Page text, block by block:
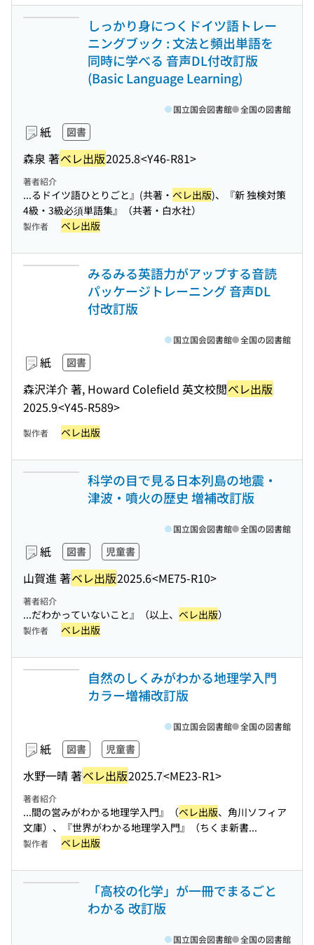
しっかり身につくドイツ語トレー
ニングブック : 文法と頻出単語を
同時に学べる 音声DL付改訂版
(Basic Language Learning)
紙 図書
森泉 著ベレ出版2025.8<Y46-R81>
国立国会図書館 全国の図書館
著者紹介
...るドイツ語ひとりごと』(共著・ ベレ出版)、『新 独検対策
4級・3級必須単語集』（共著・白水社）
製作者 ベレ出版
みるみる英語力がアップする音読
パッケージトレーニング 音声DL
付改訂版
紙 図書
森沢洋介 著, Howard Colefield 英文校閲ベレ出版
2025.9<Y45-R589>
国立国会図書館 全国の図書館
製作者 ベレ出版
科学の目で見る日本列島の地震・
津波・噴火の歴史 増補改訂版
紙 図書 児童書
山賀進 著ベレ出版2025.6<ME75-R10>
国立国会図書館 全国の図書館
著者紹介
...だわかっていないこと』（以上、 ベレ出版）
製作者 ベレ出版
自然のしくみがわかる地理学入門
カラー増補改訂版
紙 図書 児童書
水野一晴 著ベレ出版2025.7<ME23-R1>
国立国会図書館 全国の図書館
著者紹介
...間の営みがわかる地理学入門』（ベレ出版、角川ソフィア
文庫）、『世界がわかる地理学入門』（ちくま新書...
製作者 ベレ出版
「高校の化学」が一冊でまるごと
わかる 改訂版
国立国会図書館 全国の図書館